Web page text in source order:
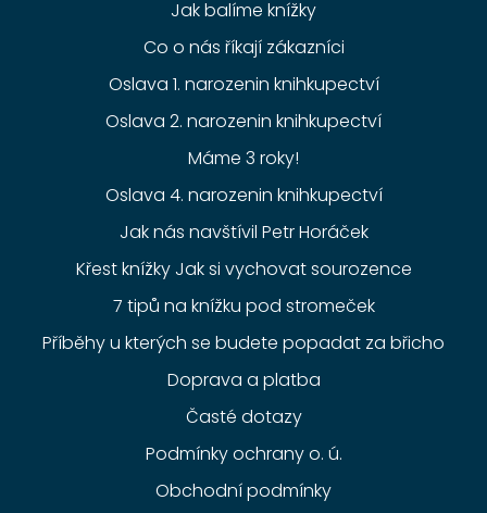
Jak balíme knížky
Co o nás říkají zákazníci
Oslava 1. narozenin knihkupectví
Oslava 2. narozenin knihkupectví
Máme 3 roky!
Oslava 4. narozenin knihkupectví
Jak nás navštívil Petr Horáček
Křest knížky Jak si vychovat sourozence
7 tipů na knížku pod stromeček
Příběhy u kterých se budete popadat za břicho
Doprava a platba
Časté dotazy
Podmínky ochrany o. ú.
Obchodní podmínky